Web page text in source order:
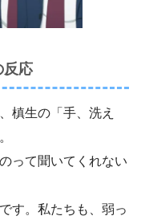
反応
槙生の「手、洗え
って聞いてくれない
す。私たちも、弱っ